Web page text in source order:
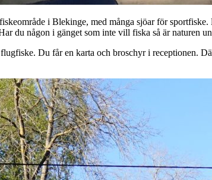
i Blekinge, med många sjöar för
du någon i gänget som inte vill fiska så är naturen
Du får en karta och broschyr i receptionen.